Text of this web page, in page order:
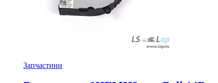
Запчастини